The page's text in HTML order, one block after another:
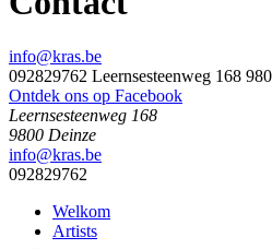
info@kras.be
092829762 Leernsesteenweg 168
Ontdek ons op Facebook
Leernsesteenweg 168
9800 Deinze
info@kras.be
092829762
Welkom
Artists